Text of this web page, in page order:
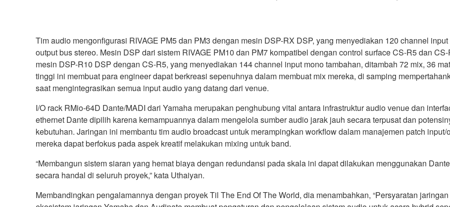
Tim audio mengonfigurasi RIVAGE PM5 dan PM3 dengan mesin DSP-RX DSP, yang menyediakan 120 channel
output bus stereo. Mesin DSP dari sistem RIVAGE PM10 dan PM7 kompatibel dengan control surface CS-R5 dan
mesin DSP-R10 DSP dengan CS-R5, yang menyediakan 144 channel input mono tambahan, ditambah 72 mix, 36
tinggi ini membuat para engineer dapat berkreasi sepenuhnya dalam membuat mix mereka, di samping
saat mengintegrasikan semua input audio yang datang dari venue.
I/O rack RMio-64D Dante/MADI dari Yamaha merupakan penghubung vital antara infrastruktur audio venue dan
ethernet Dante dipilih karena kemampuannya dalam mengelola sumber audio jarak jauh secara terpusat dan
kebutuhan. Jaringan ini membantu tim audio broadcast untuk merampingkan workflow dalam manajemen patch
mereka dapat berfokus pada aspek kreatif melakukan mixing untuk band.
“Membangun sistem siaran yang hemat biaya dengan redundansi pada skala ini dapat dilakukan menggunakan
secara handal di seluruh proyek,” kata Uthaiyan.
Membandingkan pengalamannya dengan proyek Til The End Of The World, dia menambahkan, “Persyaratan